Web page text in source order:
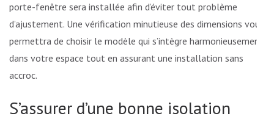
porte-fenêtre sera installée afin d’éviter tout problème
d’ajustement. Une vérification minutieuse des dimensions vous
permettra de choisir le modèle qui s’intègre harmonieusement
dans votre espace tout en assurant une installation sans
accroc.
S’assurer d’une bonne isolation